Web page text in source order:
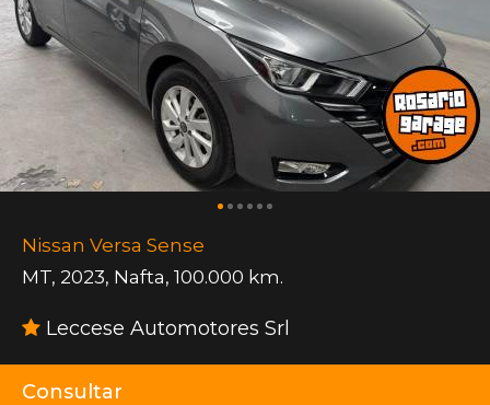
Nissan Versa Sense
MT, 2023, Nafta, 100.000 km.
Leccese Automotores Srl
Consultar